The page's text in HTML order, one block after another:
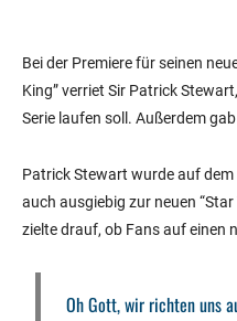
Bei der Premiere für seinen
King” verriet Sir Patrick
Serie laufen soll. Außerdem
Patrick Stewart wurde auf
auch ausgiebig zur neuen “Star
zielte drauf, ob Fans auf einen
Oh Gott, wir richten uns